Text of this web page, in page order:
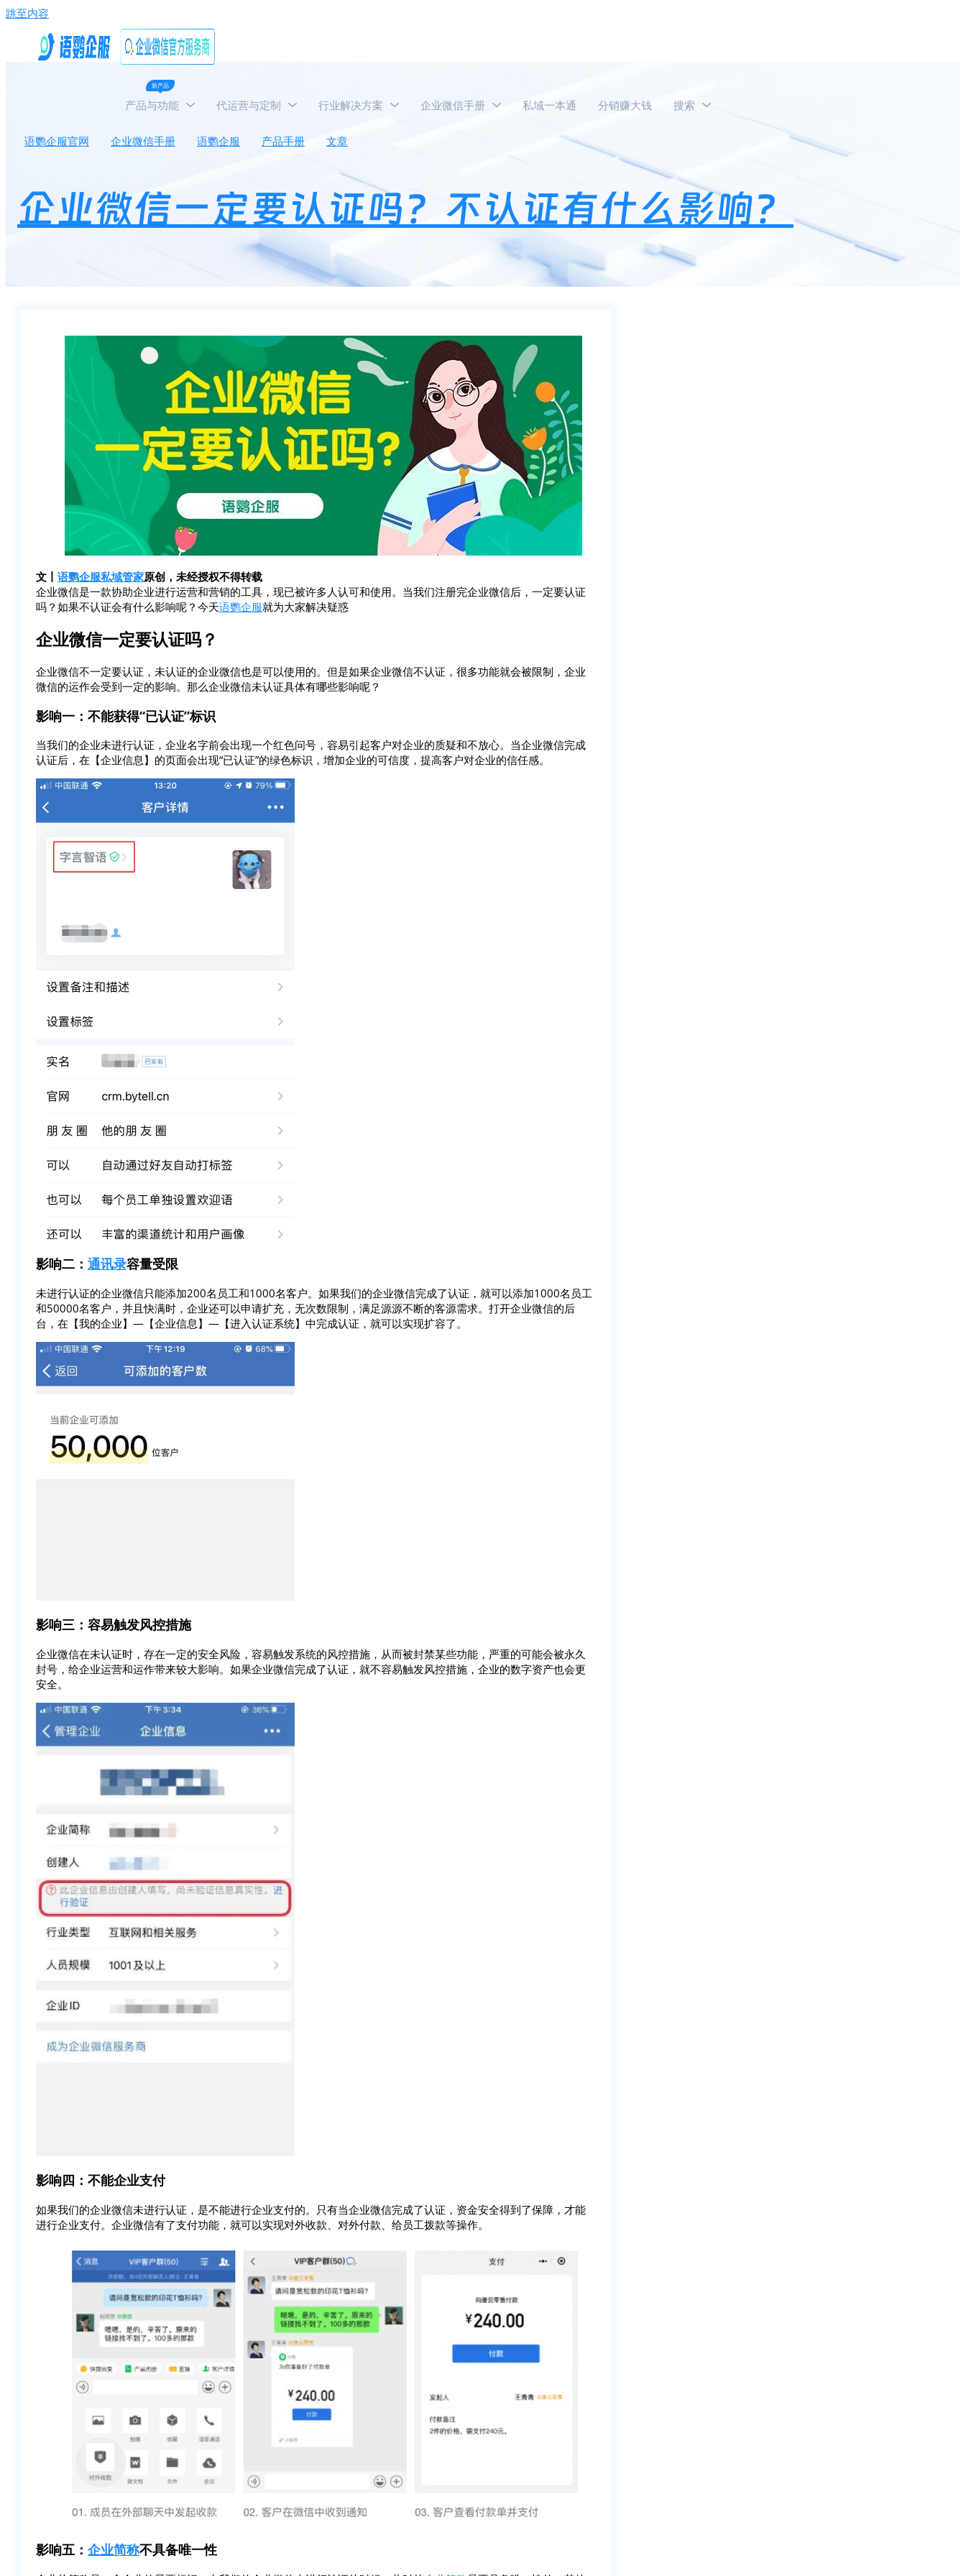
跳至内容
新产品
产品与功能 代运营与定制 行业解决方案 企业微信手册 私域一本通 分销赚大钱 搜索
语鹦企服官网 企业微信手册 语鹦企服 产品手册 文章 企业微信一定要认证吗？不认证有什么影响？
企业微信一定要认证吗？不认证有什么影响？
文丨 语鹦企服私域管家原创，未经授权不得转载
企业微信是一款协助企业进行运营和营销的工具，现已被许多人认可和使用。当我们注册完企业微信后，一定要认证
吗？如果不认证会有什么影响呢？今天语鹦企服就为大家解决疑惑
企业微信一定要认证吗？
企业微信不一定要认证，未认证的企业微信也是可以使用的。但是如果企业微信不认证，很多功能就会被限制，企业
微信的运作会受到一定的影响。那么企业微信未认证具体有哪些影响呢？
影响一：不能获得“已认证”标识
当我们的企业未进行认证，企业名字前会出现一个红色问号，容易引起客户对企业的质疑和不放心。当企业微信完成
认证后，在【企业信息】的页面会出现“已认证”的绿色标识，增加企业的可信度，提高客户对企业的信任感。
影响二： 通讯录容量受限
未进行认证的企业微信只能添加200名员工和1000名客户。如果我们的企业微信完成了认证，就可以添加1000名员工
和50000名客户，并且快满时，企业还可以申请扩充，无次数限制，满足源源不断的客源需求。打开企业微信的后
台，在【我的企业】—【企业信息】—【进入认证系统】中完成认证，就可以实现扩容了。
影响三：容易触发风控措施
企业微信在未认证时，存在一定的安全风险，容易触发系统的风控措施，从而被封禁某些功能，严重的可能会被永久
封号，给企业运营和运作带来较大影响。如果企业微信完成了认证，就不容易触发风控措施，企业的数字资产也会更
安全。
影响四：不能企业支付
如果我们的企业微信未进行认证，是不能进行企业支付的。只有当企业微信完成了认证，资金安全得到了保障，才能
进行企业支付。企业微信有了支付功能，就可以实现对外收款、对外付款、给员工拨款等操作。
影响五： 企业简称不具备唯一性